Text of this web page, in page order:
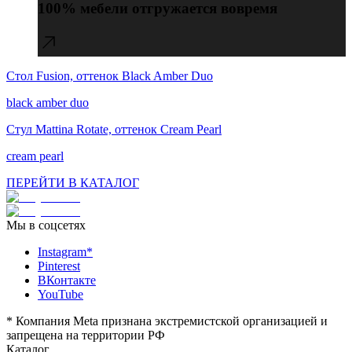
вживую и убедиться в уровне качества.
100% мебели отгружается вовремя
Соблюдаем сроки, необходимые для успешной
Стол Fusion, оттенок Black Amber Duo
black amber duo
Стул Mattina Rotate, оттенок Cream Pearl
cream pearl
ПЕРЕЙТИ В КАТАЛОГ
Мы в соцсетях
Instagram*
Pinterest
ВКонтакте
YouTube
* Компания Meta признана экстремистской организацией и
запрещена на территории РФ